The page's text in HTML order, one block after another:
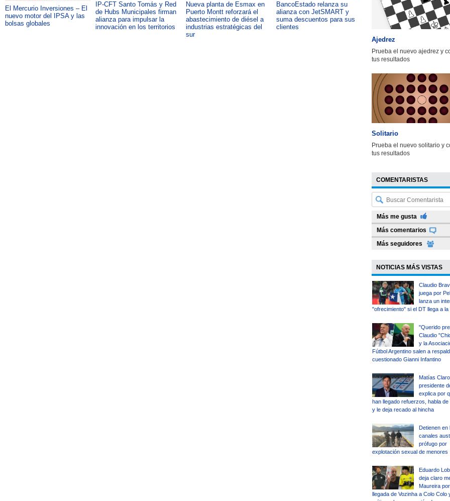
El Mercurio Inversiones – El
nuevo motor del IPSA y las
bolsas globales
IP-CFT Santo Tomás y Red
de Hubs Municipales firman
alianza para impulsar la
innovación en los territorios
Nueva planta de Esmax en
Puerto Montt reforzará el
abastecimiento de diésel a
industrias estratégicas del
sur
BancoEstado relanza su
alianza con JetSMART y
suma descuentos para sus
clientes
Capacitación como foco del
desarrollo país: OTIC de la
CChC lanza podcast sobre
impacto de formar talento
Ajedrez
Prueba el nuevo ajedrez y
tus resultados
Solitario
Prueba el nuevo solitario y
tus resultados
COMENTARISTAS
Más me gusta
Más comentarios
Más seguidores
NOTICIAS MÁS VISTAS
Claudio
juega por
lanza un
"ofrecimiento" si el DT llega a la
"Querido
Claudio
y la
Fútbol Argentino salen a
cuestionado Gianni Infantino
Matías Claro,
presidente
explica por
han llegado refuerzos, habla de
y le deja recado al hincha
Detienen en
canales
prófugo por
explotación sexual de menores
Eduardo
deja claro
Maureira
llegada de Vozinha a Colo Colo